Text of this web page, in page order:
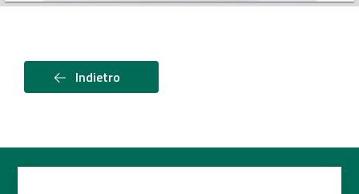
Indietro